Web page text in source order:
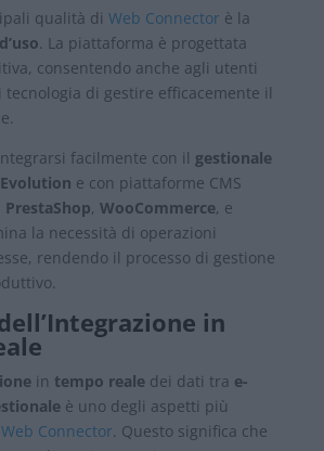
qualità di Web Connector è la
. La piattaforma è progettata
consentendo anche agli utenti
di gestire efficacemente il
facilmente con il gestionale
e con piattaforme CMS
PrestaShop, WooCommerce, e
la necessità di operazioni
rendendo il processo di gestione
in
in tempo realedei dati tra e-
è uno degli aspetti più
Web Connector. Questo significa che